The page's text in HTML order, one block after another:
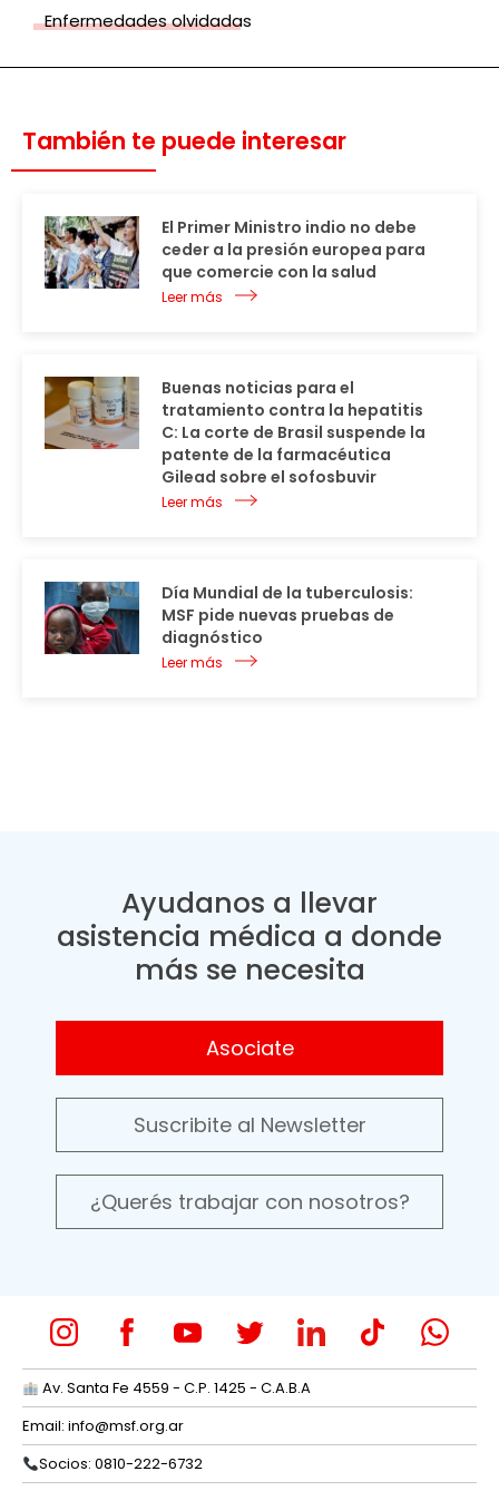
Enfermedades olvidadas
También te puede interesar
El Primer Ministro indio no debe
ceder a la presión europea para
que comercie con la salud
Leer más
Buenas noticias para el
tratamiento contra la hepatitis
C: La corte de Brasil suspende la
patente de la farmacéutica
Gilead sobre el sofosbuvir
Leer más
Día Mundial de la tuberculosis:
MSF pide nuevas pruebas de
diagnóstico
Leer más
Ayudanos a llevar
asistencia médica a donde
más se necesita
Asociate
Suscribite al Newsletter
¿Querés trabajar con nosotros?
Av. Santa Fe 4559 - C.P. 1425 - C.A.B.A
Email: info@msf.org.ar
Socios: 0810-222-6732